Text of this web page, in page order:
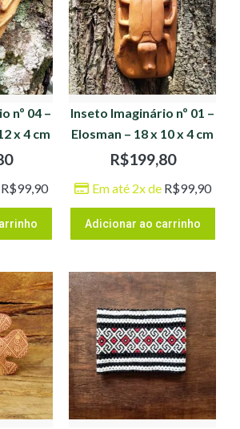
nº 04 –
x 4 cm
R$99,90
Inseto Imaginário nº 01 –
Elosman – 18 x 10 x 4 cm
R$199,80
Em até 2x de R$99,90
Adicionar ao carrinho